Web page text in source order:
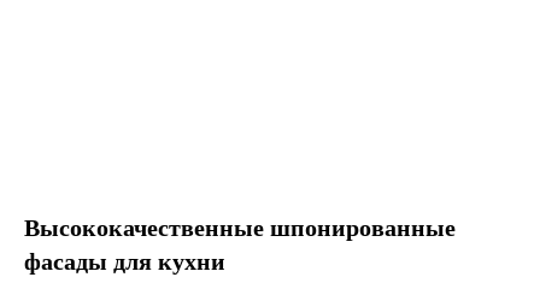
Высококачественные шпонированные
фасады для кухни